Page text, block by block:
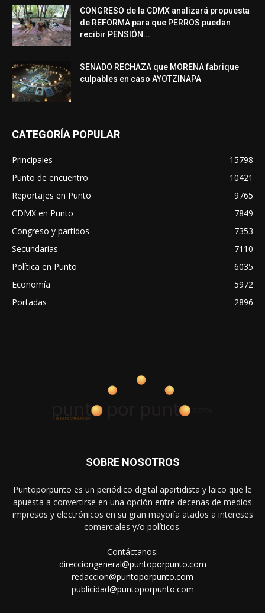
CONGRESO de la CDMX analizará propuesta
de REFORMA para que PERROS puedan
recibir PENSIÓN...
SENADO RECHAZA que MORENA fabrique
culpables en caso AYOTZINAPA
CATEGORÍA POPULAR
Principales
15798
Punto de encuentro
10421
Reportajes en Punto
9765
CDMX en Punto
7849
Congreso y partidos
7353
Secundarias
7110
Política en Punto
6035
Economía
5972
Portadas
2896
SOBRE NOSOTROS
Puntoporpunto es un periódico digital apartidista y laico que le
apuesta a convertirse en una opción entre decenas de medios
impresos y electrónicos en su gran mayoría atados a intereses
comerciales y/o políticos.
Contáctanos:
direcciongeneral@puntoporpunto.com
redaccion@puntoporpunto.com
publicidad@puntoporpunto.com